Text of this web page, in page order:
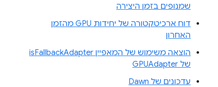
שמנופים בזמן היצירה
דוח ארכיטקטורה של יחידות GPU מהזמן
האחרון
הוצאה משימוש של המאפיין isFallbackAdapter
של GPUAdapter
עדכונים של Dawn